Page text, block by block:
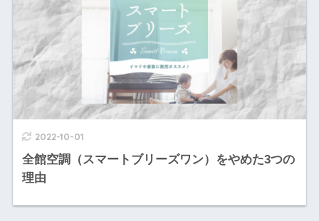
2022-10-01
全館空調（スマートブリーズワン）をやめた3つの
理由